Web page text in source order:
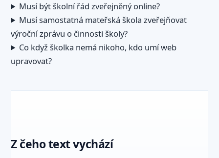
Musí být školní řád zveřejněný online?
Musí samostatná mateřská škola zveřejňovat
výroční zprávu o činnosti školy?
Co když školka nemá nikoho, kdo umí web
upravovat?
Z čeho text vychází